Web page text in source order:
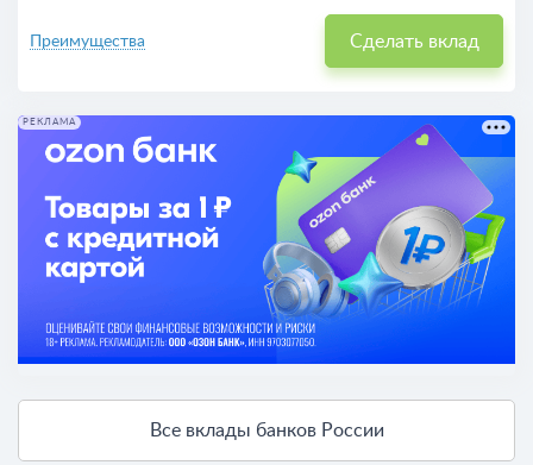
Преимущества Сделать вклад
РЕКЛАМА
Все вклады банков России